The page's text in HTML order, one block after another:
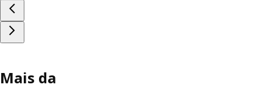
Mais da